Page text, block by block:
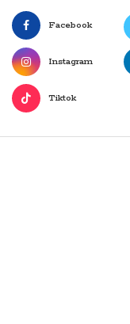
Facebook
Instagram
Tiktok